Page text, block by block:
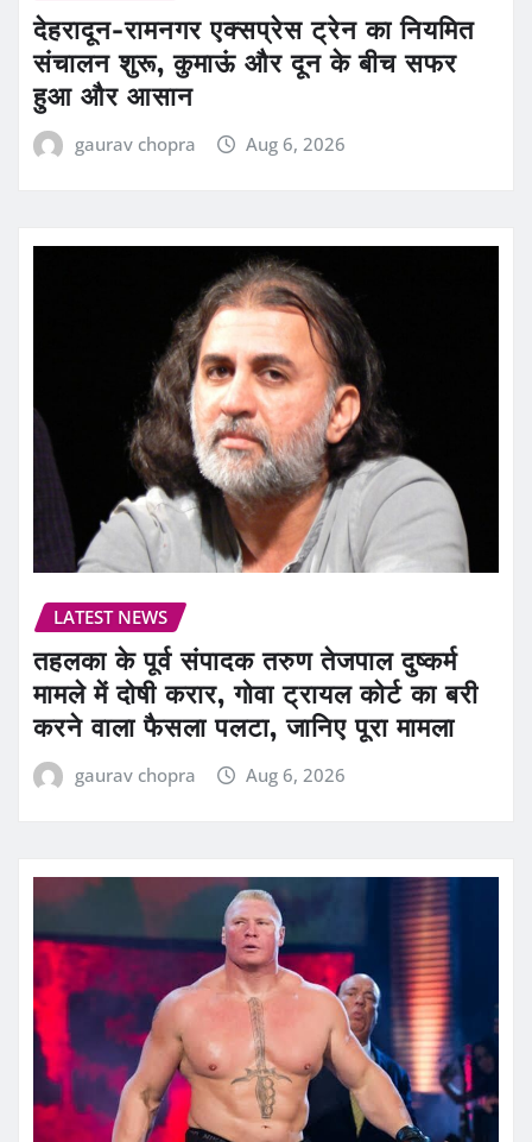
देहरादून-रामनगर एक्सप्रेस ट्रेन का नियमित
संचालन शुरू, कुमाऊं और दून के बीच सफर
हुआ और आसान
gaurav chopra Aug 6, 2026
LATEST NEWS
तहलका के पूर्व संपादक तरुण तेजपाल दुष्कर्म
मामले में दोषी करार, गोवा ट्रायल कोर्ट का बरी
करने वाला फैसला पलटा, जानिए पूरा मामला
gaurav chopra Aug 6, 2026